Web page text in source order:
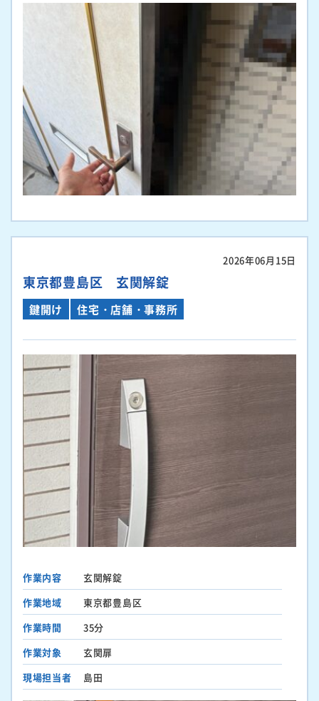
2026年06月15日
東京都豊島区 玄関解錠
鍵開け 住宅・店舗・事務所
作業内容
玄関解錠
作業地域
東京都豊島区
作業時間
35分
作業対象
玄関扉
現場担当者
島田